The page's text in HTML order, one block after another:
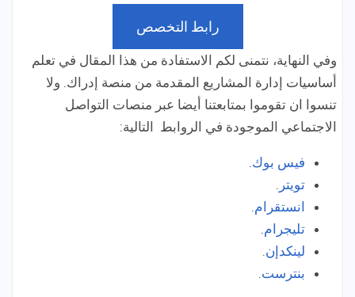
رابط التخصص
وفي النهاية، نتمنى لكم الاستفادة من هذا المقال في تعلم
أساسيات إدارة المشاريع المقدمة من منصة إدراك. ولا
تنسوا ان تقوموا بمتابعتنا أيضا عبر منصات التواصل
الاجتماعي الموجودة في الروابط التالية:
فيس بوك.
تويتر .
انستقرام.
تليجرام.
لينكدإن.
بنترست.